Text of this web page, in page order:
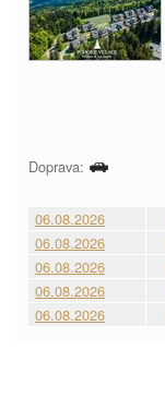
Doprava:
06.08.2026
06.08.2026
06.08.2026
06.08.2026
06.08.2026